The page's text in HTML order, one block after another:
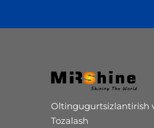
Oltingugurtsizlantirish
Tozalash